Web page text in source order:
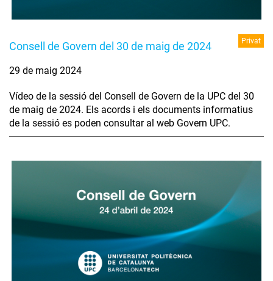
Consell de Govern del 30 de maig de 2024 Privat
29 de maig 2024
Vídeo de la sessió del Consell de Govern de la UPC del 30
de maig de 2024. Els acords i els documents informatius
de la sessió es poden consultar al web Govern UPC.